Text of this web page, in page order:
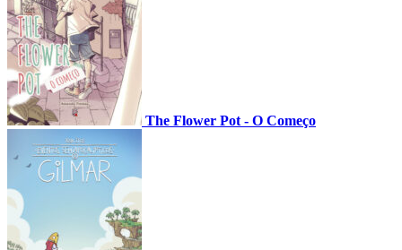
The Flower Pot - O Começo